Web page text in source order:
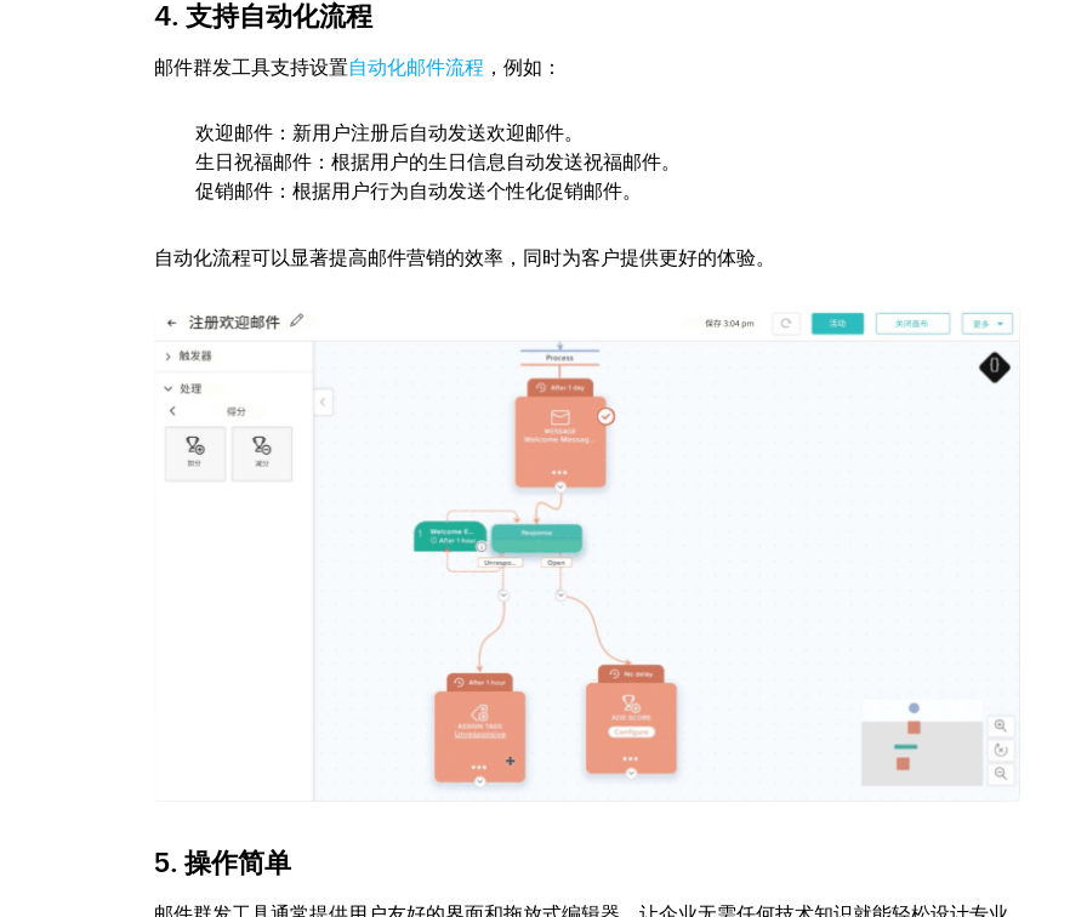
4.支持自动化流程
邮件群发工具支持设置自动化邮件流程 ，例如：
欢迎邮件：新用户注册后自动发送欢迎邮件。
生日祝福邮件：根据用户的生日信息自动发送祝福邮件。
促销邮件：根据用户行为自动发送个性化促销邮件。
自动化流程可以显著提高邮件营销的效率，同时为客户提供更好的体验。
5.操作简单